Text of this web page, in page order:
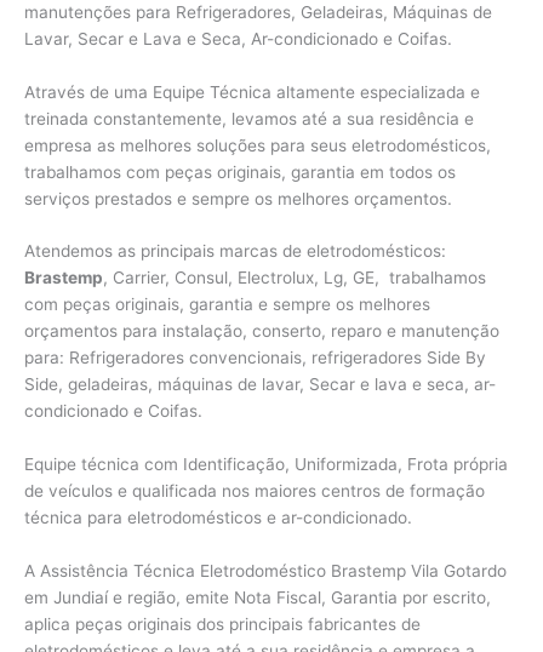
manutenções para Refrigeradores, Geladeiras, Máquinas de
Lavar, Secar e Lava e Seca, Ar-condicionado e Coifas.
Através de uma Equipe Técnica altamente especializada e
treinada constantemente, levamos até a sua residência e
empresa as melhores soluções para seus eletrodomésticos,
trabalhamos com peças originais, garantia em todos os
serviços prestados e sempre os melhores orçamentos.
Atendemos as principais marcas de eletrodomésticos:
Brastemp, Carrier, Consul, Electrolux, Lg, GE, trabalhamos
com peças originais, garantia e sempre os melhores
orçamentos para instalação, conserto, reparo e manutenção
para: Refrigeradores convencionais, refrigeradores Side By
Side, geladeiras, máquinas de lavar, Secar e lava e seca, ar-
condicionado e Coifas.
Equipe técnica com Identificação, Uniformizada, Frota própria
de veículos e qualificada nos maiores centros de formação
técnica para eletrodomésticos e ar-condicionado.
A Assistência Técnica Eletrodoméstico Brastemp Vila Gotardo
em Jundiaí e região, emite Nota Fiscal, Garantia por escrito,
aplica peças originais dos principais fabricantes de